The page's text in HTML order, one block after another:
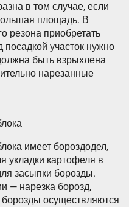
в том случае, если
площадь. В
резона приобретать
участок нужно
быть взрыхлена
нарезанные
имеет бороздодел,
укладки картофеля в
засыпки борозды.
— нарезка борозд,
осуществляются